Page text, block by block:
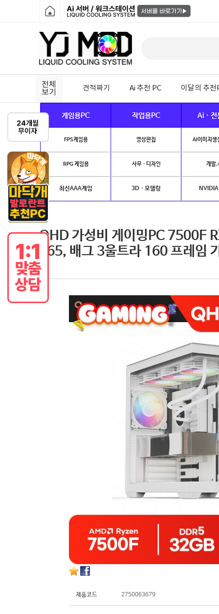
전체
보기
견적짜기 Ai 추천 PC 이달의 추천
게임용PC 작업용PC Ai · 전
FPS게임용 영상편집 AI이미지생
RPG 게임용 사무 · 디자인 개발.
최신AAA게임 3D · 모델링
QHD 가성비 게이밍PC 7500F
165, 배그 3울트라 160 프레임
제품코드 2750063679